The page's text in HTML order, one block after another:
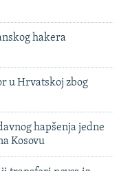
hakera
u Hrvatskoj zbog
hapšenja jedne
Kosovu